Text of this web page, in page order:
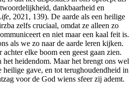
dankbaarheid en
, 2021, 139). De aarde als een heilige
zelfs cruciaal, omdat ze alleen zo
en niet maar een kaal feit is.
als we zo naar de aarde leren kijken.
elke boom een geest gaan zien.
heidendom. Maar het brengt ons wel
heilige gave, en tot terughoudendheid in
voor de God wiens sfeer zij ademt.